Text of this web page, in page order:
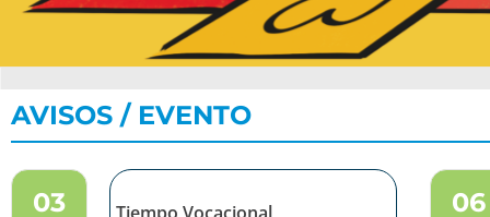
AVISOS / EVENTO
03 06